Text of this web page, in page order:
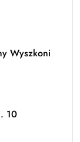
Wyszkoni
10